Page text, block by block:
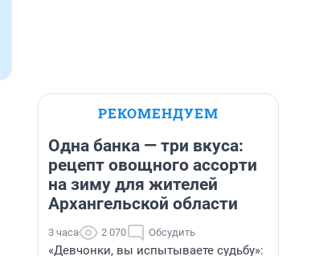
РЕКОМЕНДУЕМ
Одна банка — три вкуса:
рецепт овощного ассорти
на зиму для жителей
Архангельской области
3 часа 2 070 Обсудить
«Девчонки, вы испытываете судьбу»: